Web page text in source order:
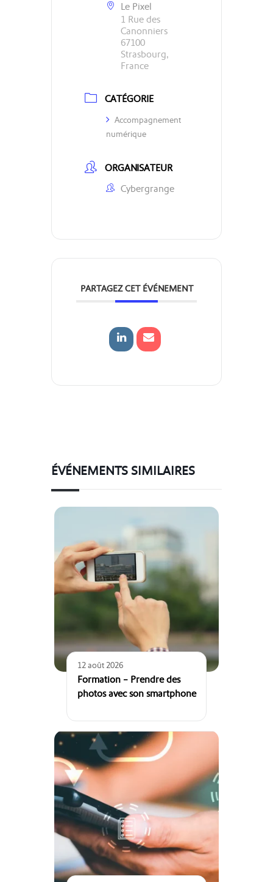
Le Pixel
1 Rue des
Canonniers
67100
Strasbourg,
France
CATÉGORIE
Accompagnement
numérique
ORGANISATEUR
Cybergrange
PARTAGEZ CET ÉVÉNEMENT
ÉVÉNEMENTS SIMILAIRES
12 août 2026
Formation – Prendre des
photos avec son smartphone